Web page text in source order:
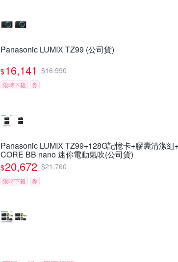
Panasonic LUMIX TZ99 (公司貨)
$16,141 $16,990
限時下殺 券
Panasonic LUMIX TZ99+128G記憶卡+膠囊清潔
CORE BB nano 迷你電動氣吹(公司貨)
$20,672 $21,760
限時下殺 券